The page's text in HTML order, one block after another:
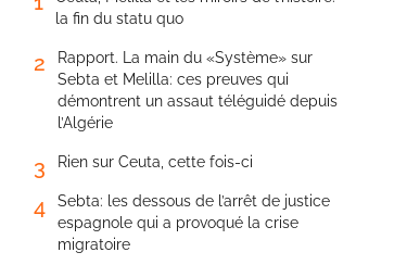
la fin du statu quo
2
Rapport. La main du «Système» sur
Sebta et Melilla: ces preuves qui
démontrent un assaut téléguidé depuis
l’Algérie
3 Rien sur Ceuta, cette fois-ci
4
Sebta: les dessous de l’arrêt de justice
espagnole qui a provoqué la crise
migratoire